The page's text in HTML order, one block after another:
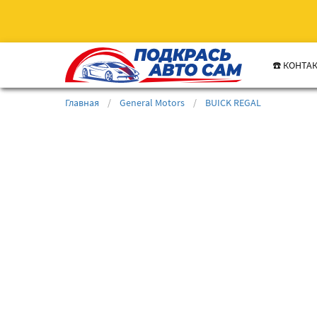
☎️
Главная / General Motors / BUICK REGAL